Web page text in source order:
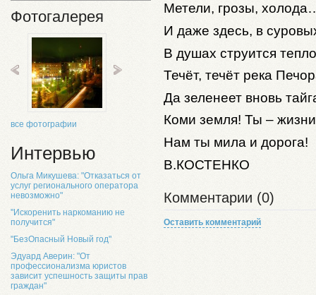
Фотогалерея
все фотографии
Интервью
Ольга Микушева: "Отказаться от
услуг регионального оператора
невозможно"
"Искоренить наркоманию не
получится"
"БезОпасный Новый год"
Эдуард Аверин: "От
профессионализма юристов
зависит успешность защиты прав
граждан"
Метели, грозы,
И даже здесь, в
В душах струится
Течёт, течёт река
Да зеленеет вновь
Коми земля! Ты –
Нам ты мила и дорога!
В.КОСТЕНКО
Комментарии (0)
Оставить комментарий